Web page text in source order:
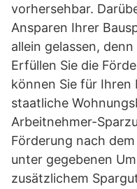
vorhersehbar.
Ansparen Ihrer
allein gelassen,
Erfüllen Sie die
können Sie für
staatliche
Arbeitnehmer-
Förderung nach
unter gegebenen
zusätzlichem